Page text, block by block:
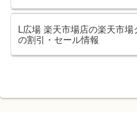
L広場 楽天市場店の楽天市
の割引・セール情報